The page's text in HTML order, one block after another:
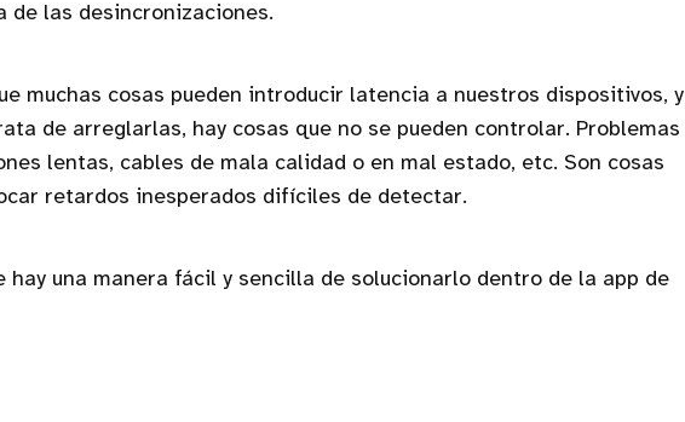
de las desincronizaciones.
muchas cosas pueden introducir latencia a nuestros dispositivos, y
de arreglarlas, hay cosas que no se pueden controlar. Problemas
lentas, cables de mala calidad o en mal estado, etc. Son cosas
retardos inesperados difíciles de detectar.
hay una manera fácil y sencilla de solucionarlo dentro de la app de